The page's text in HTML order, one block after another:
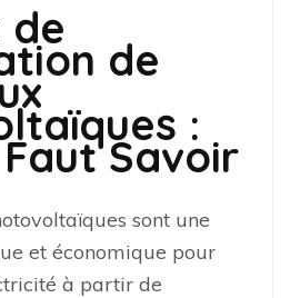
de
de
:
Faut Savoir
sont une
et économique pour
à partir de